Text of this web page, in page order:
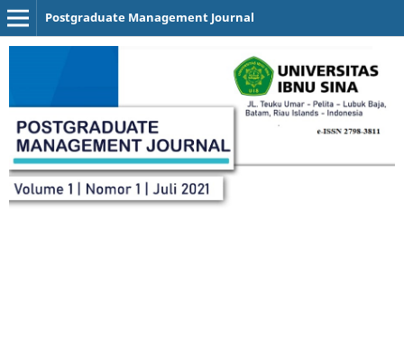
Postgraduate Management Journal